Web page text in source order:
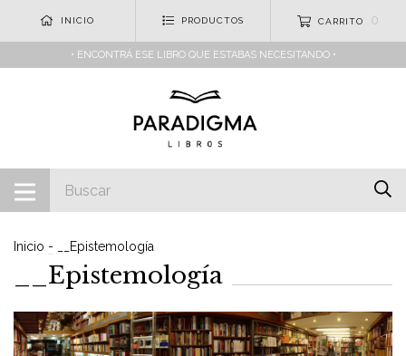
INICIO PRODUCTOS CARRITO 0
• ENCONTRÁ ESE LIBRO QUE ESTABAS NECESITANDO •
Inicio - __Epistemología
__Epistemología